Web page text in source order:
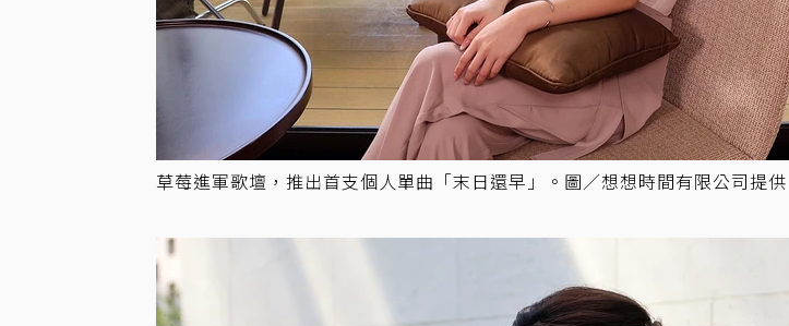
草莓進軍歌壇，推出首支個人單曲「末日還早」。圖／想想時間有限公司提供